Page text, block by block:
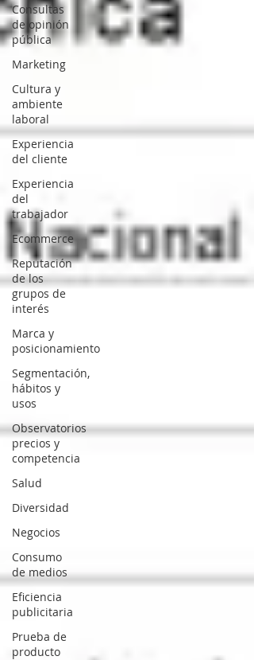
Consultas
de opinión
pública
Marketing
Cultura y
ambiente
laboral
Experiencia
del cliente
Experiencia
del
trabajador
Ecommerce
Reputación
de los
grupos de
interés
Marca y
posicionamiento
Segmentación,
hábitos y
usos
Observatorios
precios y
competencia
Salud
Diversidad
Negocios
Consumo
de medios
Eficiencia
publicitaria
Prueba de
producto